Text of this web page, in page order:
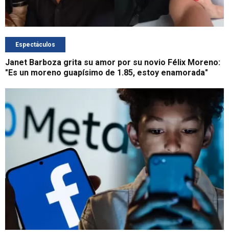
Espectáculos
Janet Barboza grita su amor por su novio Félix Moreno:
"Es un moreno guapísimo de 1.85, estoy enamorada"